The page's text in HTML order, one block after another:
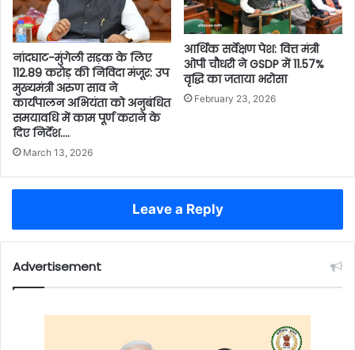
नांदघाट-मुंगेली सड़क के लिए
112.89 करोड़ की निविदा मंजूर: उप
मुख्यमंत्री अरुण साव ने
कार्यपालन अभियंता को अनुबंधित
समयावधि में काम पूर्ण कराने के
दिए निर्देश….
March 13, 2026
आर्थिक सर्वेक्षण पेश: वित्त मंत्री
ओपी चौधरी ने GSDP में 11.57%
वृद्धि का जताया भरोसा
February 23, 2026
Leave a Reply
Advertisement